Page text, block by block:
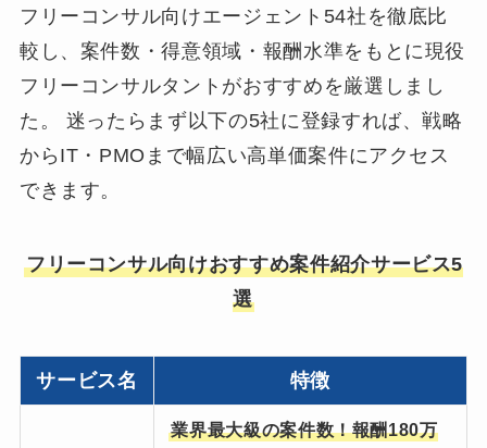
フリーコンサル向けエージェント54社を徹底比
較し、案件数・得意領域・報酬水準をもとに現役
フリーコンサルタントがおすすめを厳選しまし
た。 迷ったらまず以下の5社に登録すれば、戦略
からIT・PMOまで幅広い高単価案件にアクセス
できます。
フリーコンサル向けおすすめ案件紹介サービス5
選
サービス名 特徴
業界最大級の案件数！報酬180万